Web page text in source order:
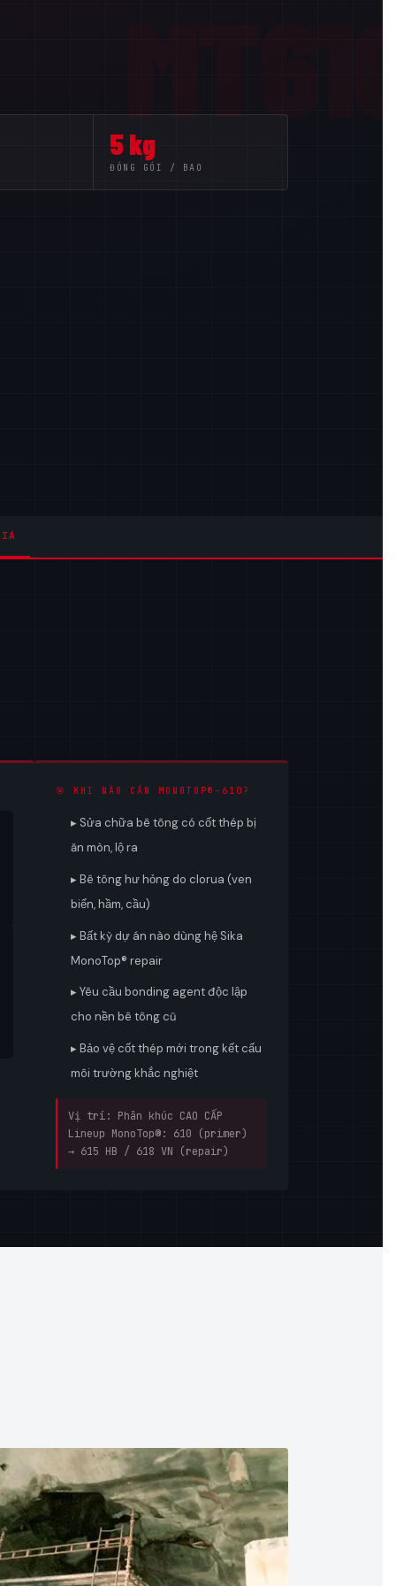
5 kg
ĐÓNG GÓI / BAO
🎯 KHI NÀO CẦN MONOTOP®-610?
▸ Sửa chữa bê tông có cốt thép bị
ăn mòn, lộ ra
▸ Bê tông hư hỏng do clorua (ven
biển, hầm, cầu)
▸ Bất kỳ dự án nào dùng hệ Sika
MonoTop® repair
▸ Yêu cầu bonding agent độc lập
cho nền bê tông cũ
▸ Bảo vệ cốt thép mới trong kết cấu
môi trường khắc nghiệt
Vị trí: Phân khúc CAO CẤP
Lineup MonoTop®: 610 (primer)
→ 615 HB / 618 VN (repair)